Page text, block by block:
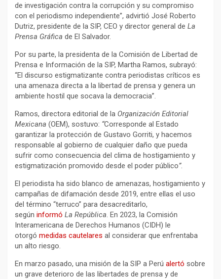
de investigación contra la corrupción y su compromiso
con el periodismo independiente”, advirtió José Roberto
Dutriz, presidente de la SIP, CEO y director general de La
Prensa Gráfica de El Salvador.
Por su parte, la presidenta de la Comisión de Libertad de
Prensa e Información de la SIP, Martha Ramos, subrayó:
“El discurso estigmatizante contra periodistas críticos es
una amenaza directa a la libertad de prensa y genera un
ambiente hostil que socava la democracia”.
Ramos, directora editorial de la Organización Editorial
Mexicana (OEM), sostuvo: “Corresponde al Estado
garantizar la protección de Gustavo Gorriti, y hacemos
responsable al gobierno de cualquier daño que pueda
sufrir como consecuencia del clima de hostigamiento y
estigmatización promovido desde el poder público”.
El periodista ha sido blanco de amenazas, hostigamiento y
campañas de difamación desde 2019, entre ellas el uso
del término “terruco” para desacreditarlo,
según informó La República. En 2023, la Comisión
Interamericana de Derechos Humanos (CIDH) le
otorgó medidas cautelares al considerar que enfrentaba
un alto riesgo.
En marzo pasado, una misión de la SIP a Perú alertó sobre
un grave deterioro de las libertades de prensa y de